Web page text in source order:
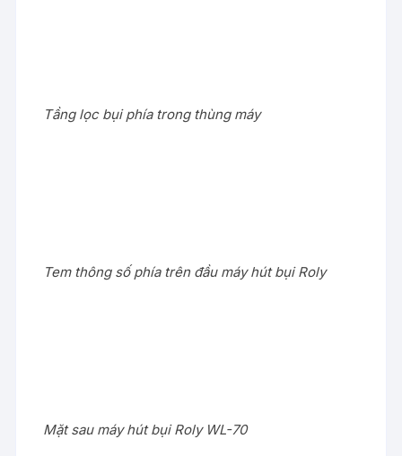
Tầng lọc bụi phía trong thùng máy
Tem thông số phía trên đầu máy hút bụi Roly
Mặt sau máy hút bụi Roly WL-70